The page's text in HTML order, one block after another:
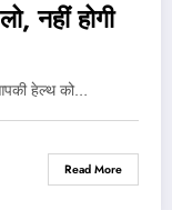
नहीं होगी
हेल्थ को…
Read More